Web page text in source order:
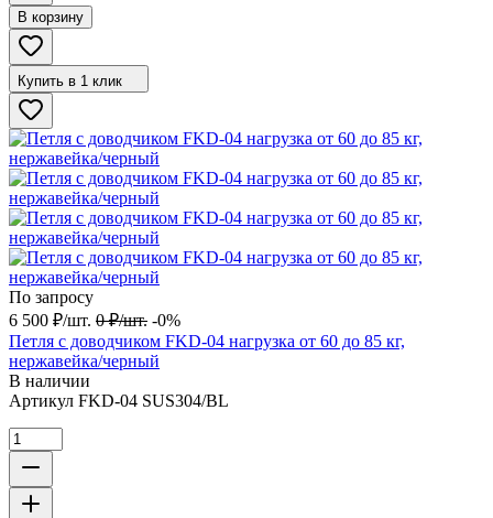
В корзину
Купить в 1 клик
По запросу
6 500 ₽/шт. 0 ₽/шт. -0%
Петля с доводчиком FKD-04 нагрузка от 60 до 85 кг,
нержавейка/черный
В наличии
Артикул FKD-04 SUS304/BL